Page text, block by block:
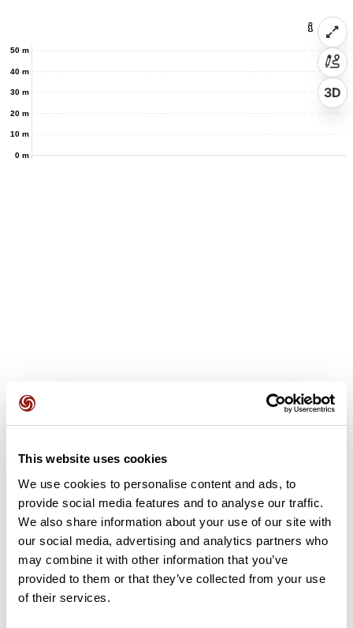
This website uses cookies
We use cookies to personalise content and ads, to
provide social media features and to analyse our traffic.
We also share information about your use of our site with
our social media, advertising and analytics partners who
may combine it with other information that you’ve
provided to them or that they’ve collected from your use
of their services.
0 m
10 m
20 m
30 m
40 m
50 m
3D
Opiniones de los usuarios
Este recorrido aún no contiene opiniones. ¿Ya lo has
completado? ¡Deja la primera opinión!
Añadir una opinión